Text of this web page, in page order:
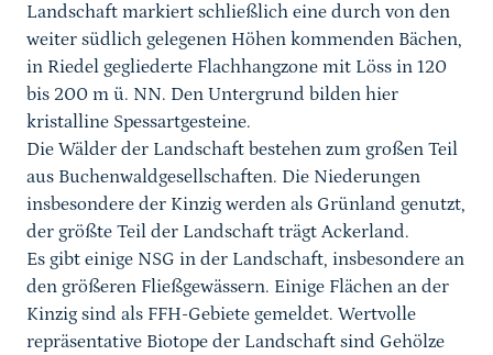
Landschaft markiert schließlich eine durch von den
weiter südlich gelegenen Höhen kommenden Bächen,
in Riedel gegliederte Flachhangzone mit Löss in 120
bis 200 m ü. NN. Den Untergrund bilden hier
kristalline Spessartgesteine.
Die Wälder der Landschaft bestehen zum großen Teil
aus Buchenwaldgesellschaften. Die Niederungen
insbesondere der Kinzig werden als Grünland genutzt,
der größte Teil der Landschaft trägt Ackerland.
Es gibt einige NSG in der Landschaft, insbesondere an
den größeren Fließgewässern. Einige Flächen an der
Kinzig sind als FFH-Gebiete gemeldet. Wertvolle
repräsentative Biotope der Landschaft sind Gehölze